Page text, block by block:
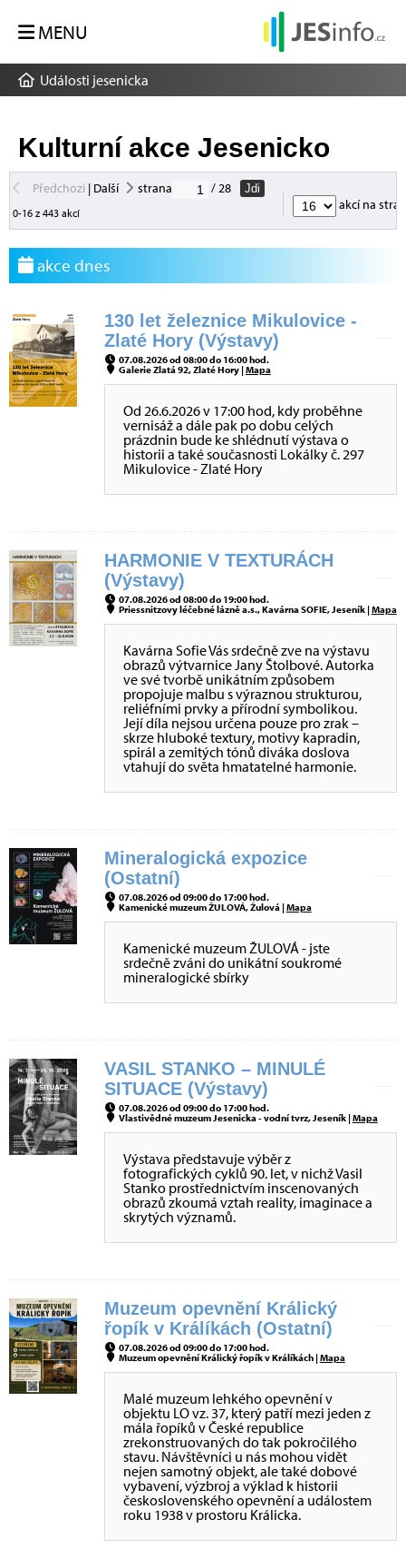
MENU
Události jesenicka
Kulturní akce Jesenicko
Předchozí| Další strana / 28
Jdi
0-16 z 443 akcí
akcí na
akce dnes
130 let železnice Mikulovice -
Zlaté Hory (Výstavy)
07.08.2026 od 08:00 do 16:00 hod.
Galerie Zlatá 92, Zlaté Hory |Mapa
Od 26.6.2026 v 17:00 hod, kdy proběhne
vernisáž a dále pak po dobu celých
prázdnin bude ke shlédnutí výstava o
historii a také současnosti Lokálky č. 297
Mikulovice - Zlaté Hory
HARMONIE V TEXTURÁCH
(Výstavy)
07.08.2026 od 08:00 do 19:00 hod.
Priessnitzovy léčebné lázně a.s., Kavárna SOFIE, Jeseník |Mapa
Kavárna Sofie Vás srdečně zve na výstavu
obrazů výtvarnice Jany Štolbové. Autorka
ve své tvorbě unikátním způsobem
propojuje malbu s výraznou strukturou,
reliéfními prvky a přírodní symbolikou.
Její díla nejsou určena pouze pro zrak –
skrze hluboké textury, motivy kapradin,
spirál a zemitých tónů diváka doslova
vtahují do světa hmatatelné harmonie.
Mineralogická expozice
(Ostatní)
07.08.2026 od 09:00 do 17:00 hod.
Kamenické muzeum ŽULOVÁ, Žulová |Mapa
Kamenické muzeum ŽULOVÁ - jste
srdečně zváni do unikátní soukromé
mineralogické sbírky
VASIL STANKO – MINULÉ
SITUACE (Výstavy)
07.08.2026 od 09:00 do 17:00 hod.
Vlastivědné muzeum Jesenicka - vodní tvrz, Jeseník |Mapa
Výstava představuje výběr z
fotografických cyklů 90. let, v nichž Vasil
Stanko prostřednictvím inscenovaných
obrazů zkoumá vztah reality, imaginace a
skrytých významů.
Muzeum opevnění Králický
řopík v Králíkách (Ostatní)
07.08.2026 od 09:00 do 17:00 hod.
Muzeum opevnění Králický řopík v Králíkách |Mapa
Malé muzeum lehkého opevnění v
objektu LO vz. 37, který patří mezi jeden z
mála řopíků v České republice
zrekonstruovaných do tak pokročilého
stavu. Návštěvníci u nás mohou vidět
nejen samotný objekt, ale také dobové
vybavení, výzbroj a výklad k historii
československého opevnění a událostem
roku 1938 v prostoru Králicka.